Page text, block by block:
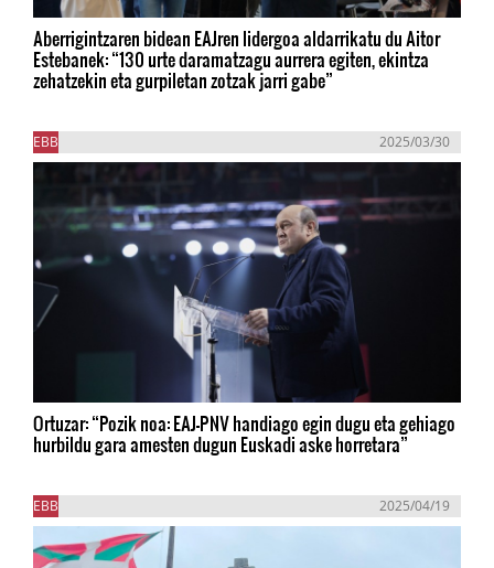
Aberrigintzaren bidean EAJren lidergoa aldarrikatu du Aitor
Estebanek: “130 urte daramatzagu aurrera egiten, ekintza
zehatzekin eta gurpiletan zotzak jarri gabe”
EBB 2025/03/30
Ortuzar: “Pozik noa: EAJ-PNV handiago egin dugu eta gehiago
hurbildu gara amesten dugun Euskadi aske horretara”
EBB 2025/04/19